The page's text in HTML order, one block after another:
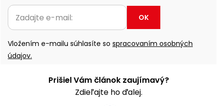
OK
Vložením e-mailu súhlasíte so spracovaním osobných
údajov.
Prišiel Vám článok zaujímavý?
Zdieľajte ho ďalej.